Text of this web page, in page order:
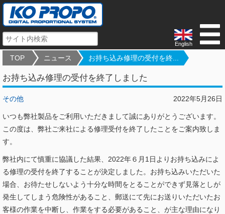
English
TOP ニュース お持ち込み修理の受付を終...
お持ち込み修理の受付を終了しました
2022年5月26日
その他
いつも弊社製品をご利用いただきまして誠にありがとうございます。
この度は、弊社ご来社による修理受付を終了したことをご案内致しま
す。
弊社内にて慎重に協議した結果、2022年６月1日よりお持ち込みによ
る修理の受付を終了することが決定しました。お持ち込みいただいた
場合、お待たせしないよう十分な時間をとることができず見落としが
発生してしまう危険性があること、郵送にて先にお送りいただいたお
客様の作業を中断し、作業をする必要があること、が主な理由になり